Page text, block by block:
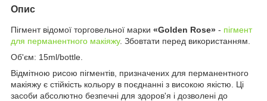
Опис
Пігмент відомої торговельної марки «Golden Rose» - пігмент
для перманентного макіяжу. Збовтати перед використанням.
Об'єм: 15ml/bottle.
Відмітною рисою пігментів, призначених для перманентного
макіяжу є стійкість кольору в поєднанні з високою якістю. Ці
засоби абсолютно безпечні для здоров'я і дозволені до